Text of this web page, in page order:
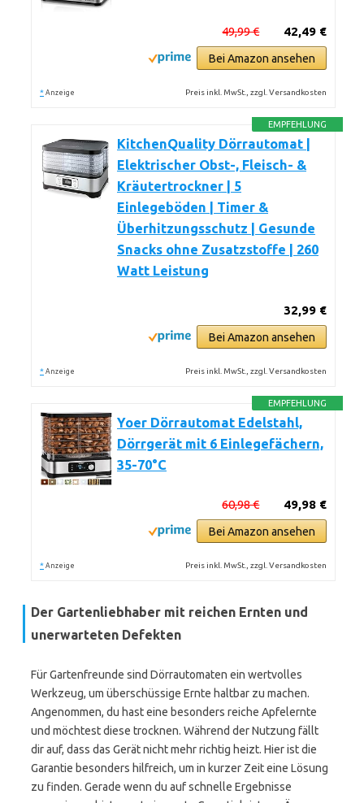
42,49 €
49,99 €
Bei Amazon ansehen
* Anzeige Preis inkl. MwSt., zzgl. Versandkosten
EMPFEHLUNG
KitchenQuality Dörrautomat |
Elektrischer Obst-, Fleisch- &
Kräutertrockner | 5
Einlegeböden | Timer &
Überhitzungsschutz | Gesunde
Snacks ohne Zusatzstoffe | 260
Watt Leistung
32,99 €
Bei Amazon ansehen
* Anzeige Preis inkl. MwSt., zzgl. Versandkosten
EMPFEHLUNG
Yoer Dörrautomat Edelstahl,
Dörrgerät mit 6 Einlegefächern,
35-70°C
49,98 €
60,98 €
Bei Amazon ansehen
* Anzeige Preis inkl. MwSt., zzgl. Versandkosten
Der Gartenliebhaber mit reichen Ernten und
unerwarteten Defekten
Für Gartenfreunde sind Dörrautomaten ein wertvolles
Werkzeug, um überschüssige Ernte haltbar zu machen.
Angenommen, du hast eine besonders reiche Apfelernte
und möchtest diese trocknen. Während der Nutzung fällt
dir auf, dass das Gerät nicht mehr richtig heizt. Hier ist die
Garantie besonders hilfreich, um in kurzer Zeit eine Lösung
zu finden. Gerade wenn du auf schnelle Ergebnisse